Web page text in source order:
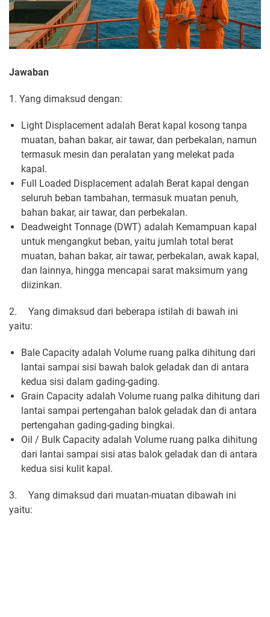
Jawaban
1. Yang dimaksud dengan:
Light Displacement adalah Berat kapal kosong tanpa
muatan, bahan bakar, air tawar, dan perbekalan, namun
termasuk mesin dan peralatan yang melekat pada
kapal.
Full Loaded Displacement adalah Berat kapal dengan
seluruh beban tambahan, termasuk muatan penuh,
bahan bakar, air tawar, dan perbekalan.
Deadweight Tonnage (DWT) adalah Kemampuan kapal
untuk mengangkut beban, yaitu jumlah total berat
muatan, bahan bakar, air tawar, perbekalan, awak kapal,
dan lainnya, hingga mencapai sarat maksimum yang
diizinkan.
2.
Yang dimaksud dari beberapa istilah di bawah ini
yaitu:
Bale Capacity adalah Volume ruang palka dihitung dari
lantai sampai sisi bawah balok geladak dan di antara
kedua sisi dalam gading-gading.
Grain Capacity adalah Volume ruang palka dihitung dari
lantai sampai pertengahan balok geladak dan di antara
pertengahan gading-gading bingkai.
Oil / Bulk Capacity adalah Volume ruang palka dihitung
dari lantai sampai sisi atas balok geladak dan di antara
kedua sisi kulit kapal.
3.
Yang dimaksud dari muatan-muatan dibawah ini
yaitu: